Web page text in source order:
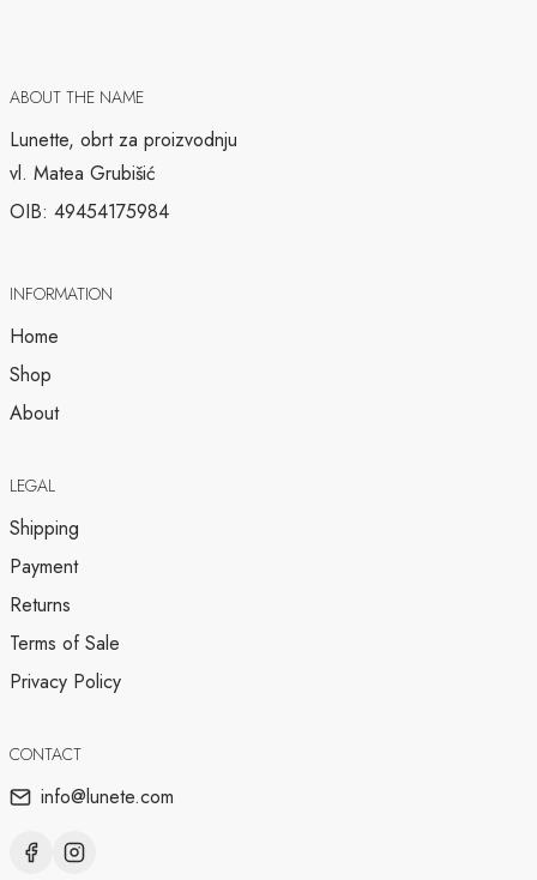
ABOUT THE NAME
Lunette, obrt za proizvodnju
vl. Matea Grubišić
OIB: 49454175984
INFORMATION
Home
Shop
About
LEGAL
Shipping
Payment
Returns
Terms of Sale
Privacy Policy
CONTACT
info@lunete.com